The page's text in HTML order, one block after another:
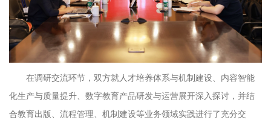
在调研交流环节，双方就人才培养体系与机制建设、内容智能
化生产与质量提升、数字教育产品研发与运营展开深入探讨，并结
合教育出版、流程管理、机制建设等业务领域实践进行了充分交